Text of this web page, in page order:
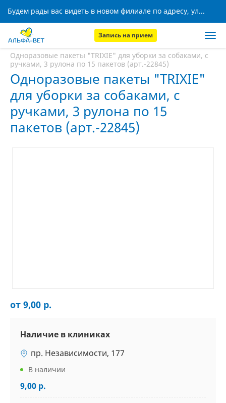
Будем рады вас видеть в новом филиале по адресу, ул. Кижеватова, 8!
Запись на прием
Главная
Одноразовые пакеты "TRIXIE" для уборки за собаками, с
ручками, 3 рулона по 15 пакетов (арт.-22845)
Одноразовые пакеты "TRIXIE"
для уборки за собаками, с
ручками, 3 рулона по 15
пакетов (арт.-22845)
от 9,00 р.
Наличие в клиниках
пр. Независимости, 177
В наличии
9,00 р.